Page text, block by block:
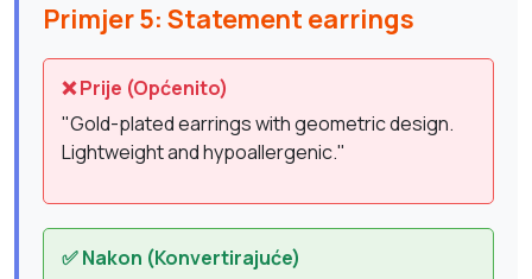
Primjer 5: Statement earrings
❌ Prije (Općenito)
"Gold-plated earrings with geometric design.
Lightweight and hypoallergenic."
✅ Nakon (Konvertirajuće)